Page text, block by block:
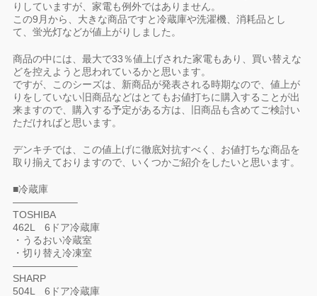
りしていますが、家電も例外ではありません。
この9月から、大きな商品ですと冷蔵庫や洗濯機、消耗品とし
て、蛍光灯などが値上がりしました。
商品の中には、最大で33％値上げされた家電もあり、買い替えな
どを控えようと思われているかと思います。
ですが、このシーズは、新商品が発表される時期なので、値上が
りをしていない旧商品などはとてもお値打ちに購入することが出
来ますので、購入する予定がある方は、旧商品も含めてご検討い
ただければと思います。
デンキチでは、この値上げに徹底対抗すべく、お値打ちな商品を
取り揃えておりますので、いくつかご紹介をしたいと思います。
■冷蔵庫
——————–
TOSHIBA
462L 6ドア冷蔵庫
・うるおい冷蔵室
・切り替え冷凍室
——————–
SHARP
504L 6ドア冷蔵庫